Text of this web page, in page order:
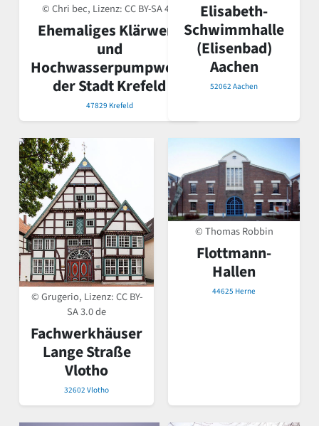
© Chri bec, Lizenz:CC BY-SA 4.0
Ehemaliges Klärwerk
und
Hochwasserpumpwerk
der Stadt Krefeld
47829 Krefeld
Elisabeth-
Schwimmhalle
(Elisenbad)
Aachen
52062 Aachen
© Grugerio, Lizenz:CC BY-
SA 3.0 de
Fachwerkhäuser
Lange Straße
Vlotho
32602 Vlotho
© Thomas Robbin
Flottmann-
Hallen
44625 Herne